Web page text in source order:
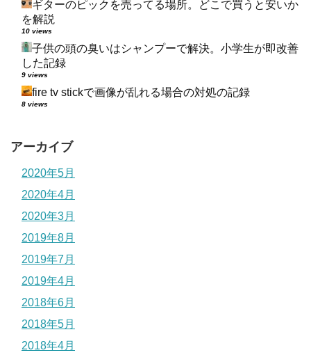
ギターのピックを売ってる場所。どこで買うと安いか
を解説
10 views
子供の頭の臭いはシャンプーで解決。小学生が即改善
した記録
9 views
fire tv stickで画像が乱れる場合の対処の記録
8 views
アーカイブ
2020年5月
2020年4月
2020年3月
2019年8月
2019年7月
2019年4月
2018年6月
2018年5月
2018年4月